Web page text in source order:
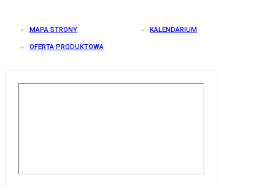
MAPA STRONY KALENDARIUM
OFERTA PRODUKTOWA